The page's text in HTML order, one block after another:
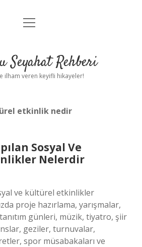
Anasayfa
Yasal Uyarı
menüyü
Seyahat Rehberi
ilham veren keyifli hikayeler!
etkinlik nedir
Sosyal Ve
Nelerdir
ve kültürel etkinlikler
proje hazırlama, yarışmalar,
günleri, müzik, tiyatro, şiir
geziler, turnuvalar,
spor müsabakaları ve